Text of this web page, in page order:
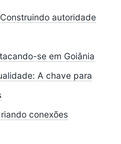
autoridade
se em Goiânia
A chave para
conexões